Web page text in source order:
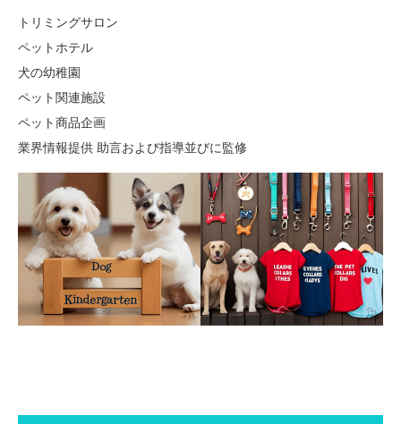
トリミングサロン
ペットホテル
犬の幼稚園
ペット関連施設
ペット商品企画
業界情報提供 助言および指導並びに監修